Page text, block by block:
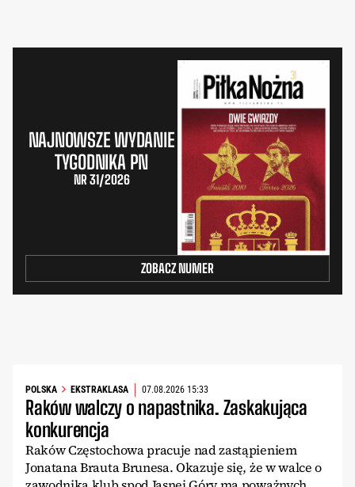
NAJNOWSZE WYDANIE
TYGODNIKA PN
NR 31/2026
ZOBACZ NUMER
POLSKA EKSTRAKLASA 07.08.2026 15:33
Raków walczy o napastnika. Zaskakująca
konkurencja
Raków Częstochowa pracuje nad zastąpieniem
Jonatana Brauta Brunesa. Okazuje się, że w walce o